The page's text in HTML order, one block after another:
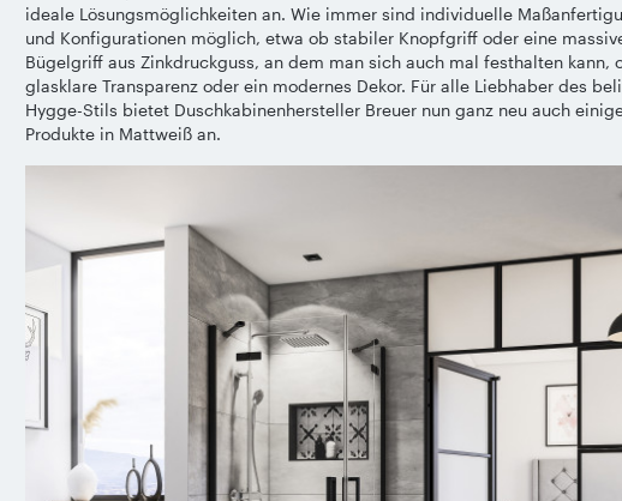
ideale Lösungsmöglichkeiten an. Wie immer sind individuelle
und Konfigurationen möglich, etwa ob stabiler Knopfgriff oder eine
Bügelgriff aus Zinkdruckguss, an dem man sich auch mal festhalten kann,
glasklare Transparenz oder ein modernes Dekor. Für alle Liebhaber des
Hygge-Stils bietet Duschkabinenhersteller Breuer nun ganz neu auch
Produkte in Mattweiß an.